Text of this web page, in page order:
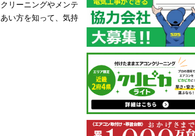
リーニングやメンテ
い方を知って、気持